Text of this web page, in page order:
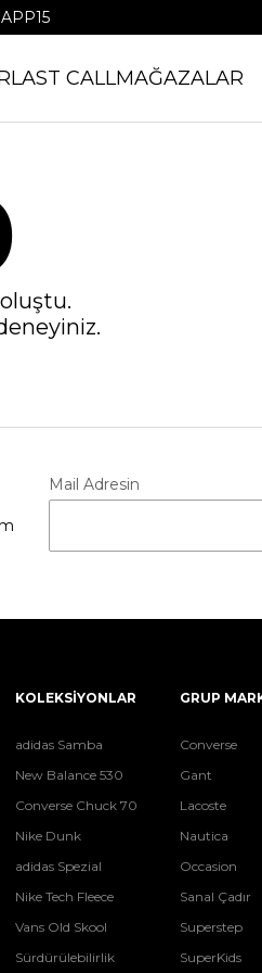
LAST CALLMAĞAZALAR
Mail Adresin
KOLEKSİYONLAR
adidas Samba
New Balance 530
Converse Chuck 70
Nike Dunk
adidas Spezial
Nike Tech Fleece
Vans Old Skool
Sürdürülebilirlik
GRUP
Converse
Gant
Lacoste
Nautica
Occasion
Sanal Çadır
Superstep
SuperKids